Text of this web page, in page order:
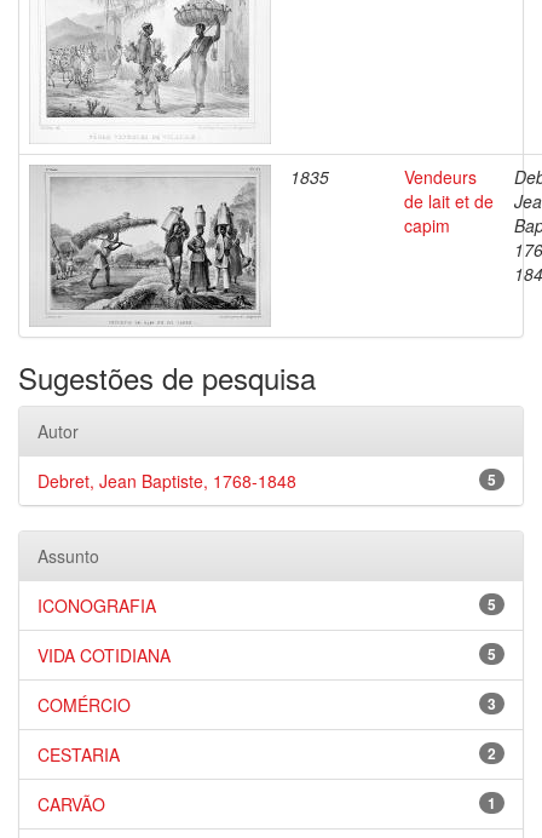
1835
Vendeurs
de lait et de
capim
Sugestões de pesquisa
Autor
5
Debret, Jean Baptiste, 1768-1848
Assunto
5
ICONOGRAFIA
5
VIDA COTIDIANA
3
COMÉRCIO
2
CESTARIA
1
CARVÃO